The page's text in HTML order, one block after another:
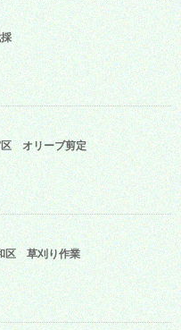
区 オリーブ剪定
区 草刈り作業